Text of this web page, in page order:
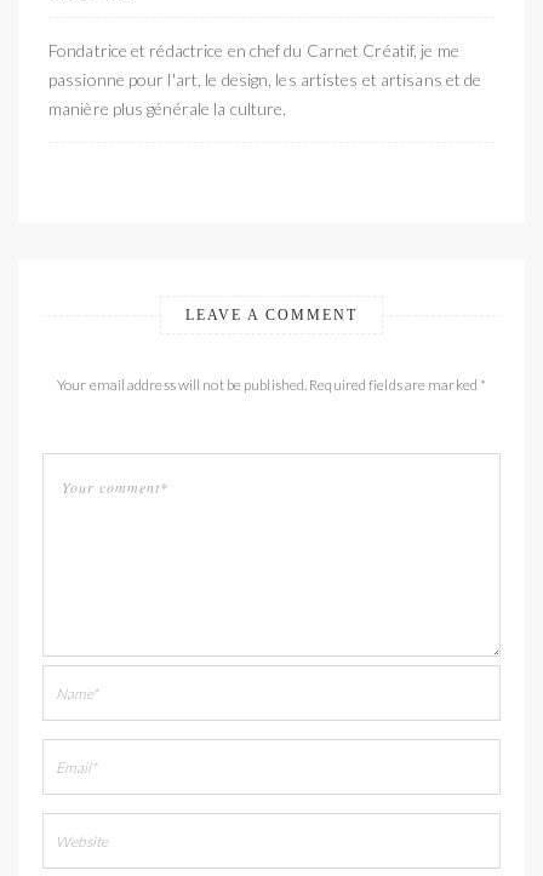
Fondatrice et rédactrice en chef du Carnet Créatif, je me
passionne pour l'art, le design, les artistes et artisans et de
manière plus générale la culture.
LEAVE A COMMENT
Your email address will not be published. Required fields are marked *